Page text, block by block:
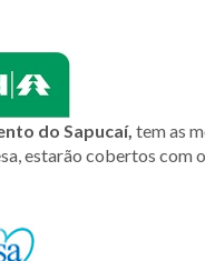
do Sapucaí, tem as
estarão cobertos com